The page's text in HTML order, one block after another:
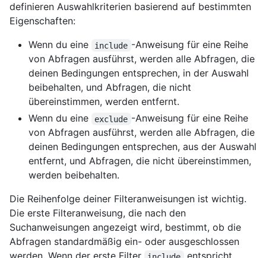
definieren Auswahlkriterien basierend auf bestimmten
Eigenschaften:
Wenn du eine
include -Anweisung für eine Reihe
von Abfragen ausführst, werden alle Abfragen, die
deinen Bedingungen entsprechen, in der Auswahl
beibehalten, und Abfragen, die nicht
übereinstimmen, werden entfernt.
Wenn du eine
exclude -Anweisung für eine Reihe
von Abfragen ausführst, werden alle Abfragen, die
deinen Bedingungen entsprechen, aus der Auswahl
entfernt, und Abfragen, die nicht übereinstimmen,
werden beibehalten.
Die Reihenfolge deiner Filteranweisungen ist wichtig.
Die erste Filteranweisung, die nach den
Suchanweisungen angezeigt wird, bestimmt, ob die
Abfragen standardmäßig ein- oder ausgeschlossen